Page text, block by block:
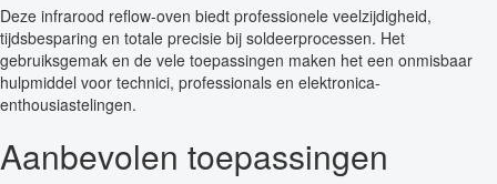
Deze infrarood reflow-oven biedt professionele veelzijdigheid,
tijdsbesparing en totale precisie bij soldeerprocessen. Het
gebruiksgemak en de vele toepassingen maken het een onmisbaar
hulpmiddel voor technici, professionals en elektronica-
enthousiastelingen.
Aanbevolen toepassingen